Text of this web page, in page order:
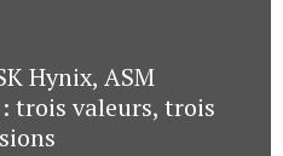
Hynix, ASM
trois valeurs, trois